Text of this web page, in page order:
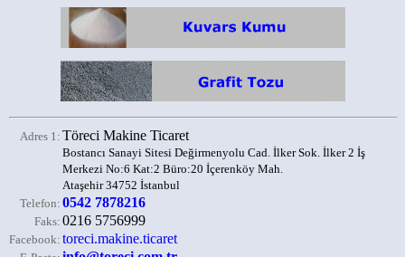
Adres 1: Töreci Makine Ticaret
Bostancı Sanayi Sitesi Değirmenyolu Cad. İlker Sok. İlker 2 İş
Merkezi No:6 Kat:2 Büro:20 İçerenköy Mah.
Ataşehir 34752 İstanbul
Telefon: 0542 7878216
Faks: 0216 5756999
Facebook: toreci.makine.ticaret